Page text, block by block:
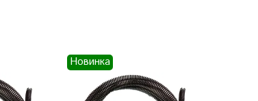
Новинка